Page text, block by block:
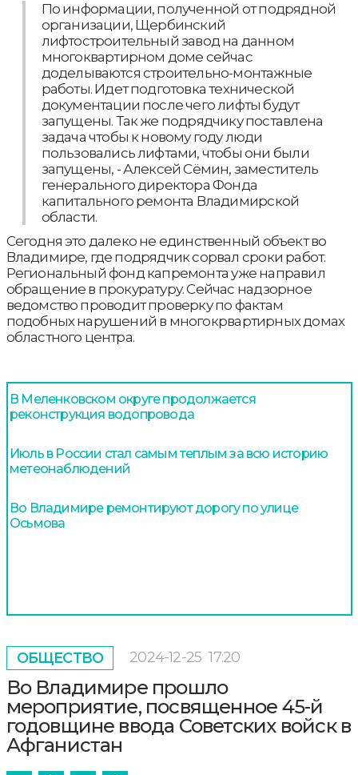
По информации, полученной от подрядной
организации, Щербинский
лифтостроительный завод на данном
многоквартирном доме сейчас
доделываются строительно-монтажные
работы. Идет подготовка технической
документации после чего лифты будут
запущены. Так же подрядчику поставлена
задача чтобы к новому году люди
пользовались лифтами, чтобы они были
запущены, - Алексей Сёмин, заместитель
генерального директора Фонда
капитального ремонта Владимирской
области.
Сегодня это далеко не единственный объект во
Владимире, где подрядчик сорвал сроки работ.
Региональный фонд капремонта уже направил
обращение в прокуратуру. Сейчас надзорное
ведомство проводит проверку по фактам
подобных нарушений в многокрвартирных домах
областного центра.
В Меленковском округе продолжается
реконструкция водопровода
Июль в России стал самым теплым за всю историю
метеонаблюдений
Во Владимире ремонтируют дорогу по улице
Осьмова
ОБЩЕСТВО 2024-12-25 17:20
Во Владимире прошло
мероприятие, посвященное 45-й
годовщине ввода Советских войск в
Афганистан